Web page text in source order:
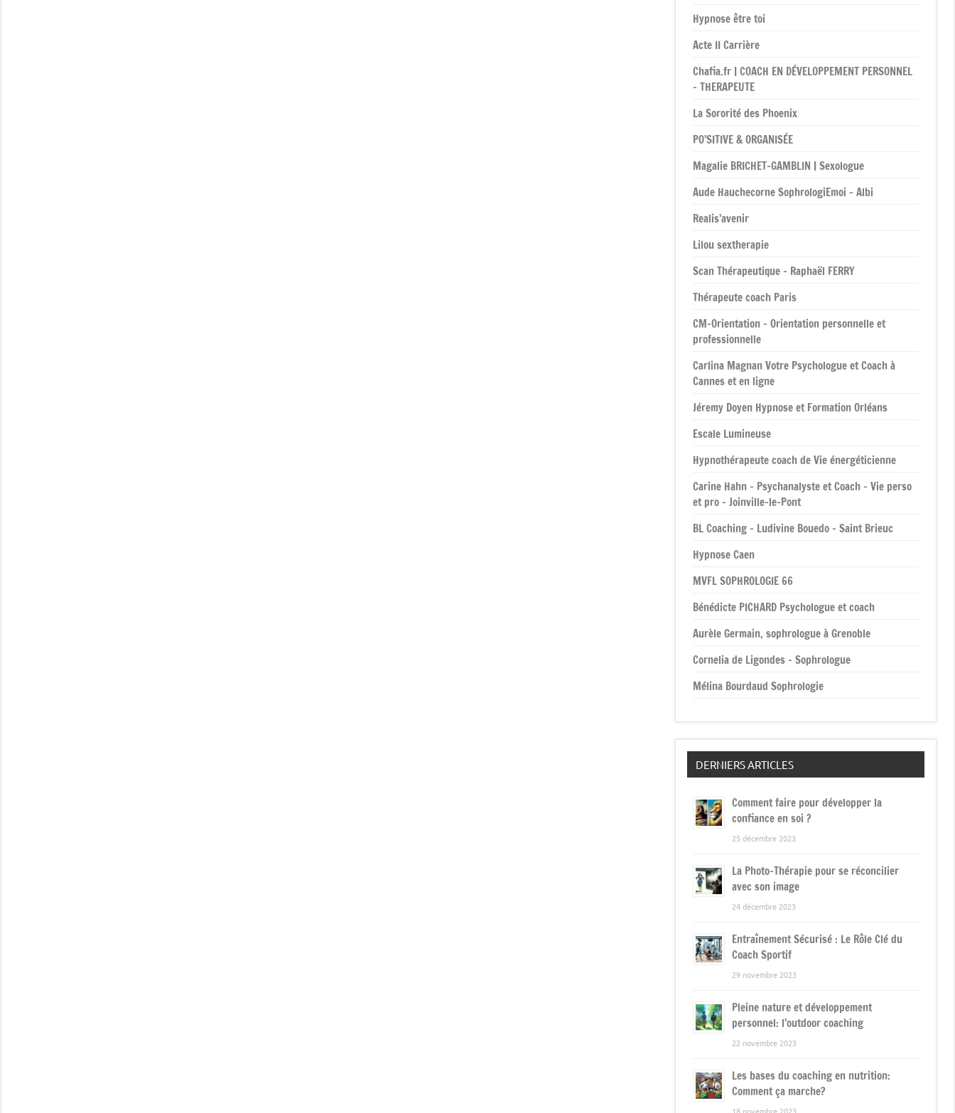
Hypnose être toi
Acte II Carrière
Chafia.fr | COACH EN DÉVELOPPEMENT PERSONNEL
– THERAPEUTE
La Sororité des Phoenix
PO’SITIVE & ORGANISÉE
Magalie BRICHET-GAMBLIN | Sexologue
Aude Hauchecorne SophrologiEmoi – Albi
Realis’avenir
Lilou sextherapie
Scan Thérapeutique – Raphaël FERRY
Thérapeute coach Paris
CM-Orientation – Orientation personnelle et
professionnelle
Carlina Magnan Votre Psychologue et Coach à
Cannes et en ligne
Jéremy Doyen Hypnose et Formation Orléans
Escale Lumineuse
Hypnothérapeute coach de Vie énergéticienne
Carine Hahn – Psychanalyste et Coach – Vie perso
et pro – Joinville-le-Pont
BL Coaching – Ludivine Bouedo – Saint Brieuc
Hypnose Caen
MVFL SOPHROLOGIE 66
Bénédicte PICHARD Psychologue et coach
Aurèle Germain, sophrologue à Grenoble
Cornelia de Ligondes – Sophrologue
Mélina Bourdaud Sophrologie
DERNIERS ARTICLES
Comment faire pour développer la
confiance en soi ?
25 décembre 2023
La Photo-Thérapie pour se réconcilier
avec son image
24 décembre 2023
Entraînement Sécurisé : Le Rôle Clé du
Coach Sportif
29 novembre 2023
Pleine nature et développement
personnel: l’outdoor coaching
22 novembre 2023
Les bases du coaching en nutrition:
Comment ça marche?